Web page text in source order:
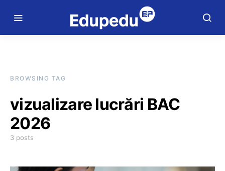
BROWSING TAG
vizualizare lucrări BAC
2026
3 posts